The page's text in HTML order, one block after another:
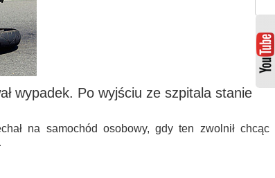
wypadek. Po wyjściu ze szpitala stanie
na samochód osobowy, gdy ten zwolnił chcąc